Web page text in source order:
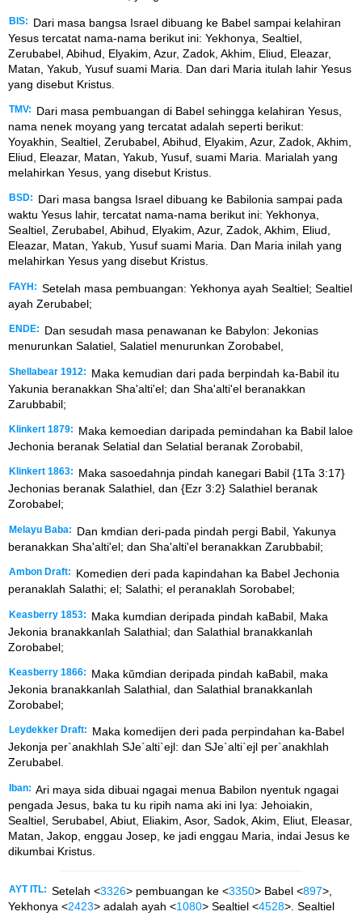
BIS:
Dari masa bangsa Israel dibuang ke Babel sampai kelahiran
Yesus tercatat nama-nama berikut ini: Yekhonya, Sealtiel,
Zerubabel, Abihud, Elyakim, Azur, Zadok, Akhim, Eliud, Eleazar,
Matan, Yakub, Yusuf suami Maria. Dan dari Maria itulah lahir Yesus
yang disebut Kristus.
TMV:
Dari masa pembuangan di Babel sehingga kelahiran Yesus,
nama nenek moyang yang tercatat adalah seperti berikut:
Yoyakhin, Sealtiel, Zerubabel, Abihud, Elyakim, Azur, Zadok, Akhim,
Eliud, Eleazar, Matan, Yakub, Yusuf, suami Maria. Marialah yang
melahirkan Yesus, yang disebut Kristus.
BSD:
Dari masa bangsa Israel dibuang ke Babilonia sampai pada
waktu Yesus lahir, tercatat nama-nama berikut ini: Yekhonya,
Sealtiel, Zerubabel, Abihud, Elyakim, Azur, Zadok, Akhim, Eliud,
Eleazar, Matan, Yakub, Yusuf suami Maria. Dan Maria inilah yang
melahirkan Yesus yang disebut Kristus.
FAYH: Setelah masa pembuangan: Yekhonya ayah Sealtiel; Sealtiel
ayah Zerubabel;
ENDE:
Dan sesudah masa penawanan ke Babylon: Jekonias
menurunkan Salatiel, Salatiel menurunkan Zorobabel,
Shellabear 1912:
Maka kemudian dari pada berpindah ka-Babil itu
Yakunia beranakkan Sha'alti'el; dan Sha'alti'el beranakkan
Zarubbabil;
Klinkert 1879:
Maka kemoedian daripada pemindahan ka Babil laloe
Jechonia beranak Selatial dan Selatial beranak Zorobabil,
Klinkert 1863:
Maka sasoedahnja pindah kanegari Babil {1Ta 3:17}
Jechonias beranak Salathiel, dan {Ezr 3:2} Salathiel beranak
Zorobabel;
Melayu Baba:
Dan kmdian deri-pada pindah pergi Babil, Yakunya
beranakkan Sha'alti'el; dan Sha'alti'el beranakkan Zarubbabil;
Ambon Draft:
Komedien deri pada kapindahan ka Babel Jechonia
peranaklah Salathi; el; Salathi; el peranaklah Sorobabel;
Keasberry 1853:
Maka kumdian deripada pindah kaBabil, Maka
Jekonia branakkanlah Salathial; dan Salathial branakkanlah
Zorobabel;
Keasberry 1866:
Maka kŭmdian deripada pindah kaBabil, maka
Jekonia branakkanlah Salathial, dan Salathial branakkanlah
Zorobabel;
Leydekker Draft:
Maka komedijen deri pada perpindahan ka-Babel
Jekonja per`anakhlah SJe`alti`ejl: dan SJe`alti`ejl per`anakhlah
Zerubabel.
Iban: Ari maya sida dibuai ngagai menua Babilon nyentuk ngagai
pengada Jesus, baka tu ku ripih nama aki ini Iya: Jehoiakin,
Sealtiel, Serubabel, Abiut, Eliakim, Asor, Sadok, Akim, Eliut, Eleasar,
Matan, Jakop, enggau Josep, ke jadi enggau Maria, indai Jesus ke
dikumbai Kristus.
AYT ITL: Setelah <3326> pembuangan ke <3350> Babel <897>,
Yekhonya <2423> adalah ayah <1080> Sealtiel <4528>. Sealtiel